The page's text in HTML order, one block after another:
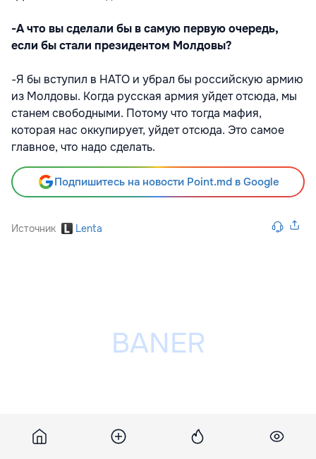
-А что вы сделали бы в самую первую очередь,
если бы стали президентом Молдовы?
-Я бы вступил в НАТО и убрал бы российскую армию
из Молдовы. Когда русская армия уйдет отсюда, мы
станем свободными. Потому что тогда мафия,
которая нас оккупирует, уйдет отсюда. Это самое
главное, что надо сделать.
Подпишитесь на новости Point.md в Google
Источник Lenta
Разместить рекламу на сайте